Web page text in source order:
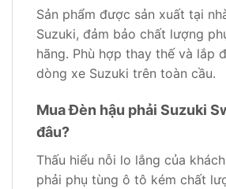
Sản phẩm được sản xuất tại
Suzuki, đảm bảo chất lượng
hãng. Phù hợp thay thế và lắp
dòng xe Suzuki trên toàn cầu.
Mua Đèn hậu phải Suzuki
đâu?
Thấu hiểu nỗi lo lắng của
phải phụ tùng ô tô kém chất